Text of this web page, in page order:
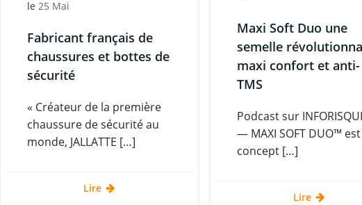
le 25 Mai
Fabricant français de
chaussures et bottes de
sécurité
« Créateur de la première
chaussure de sécurité au
monde, JALLATTE […]
Lire
Maxi Soft Duo une
semelle
maxi confort et anti-
TMS
Podcast sur
— MAXI SOFT DUO™
concept […]
Lire